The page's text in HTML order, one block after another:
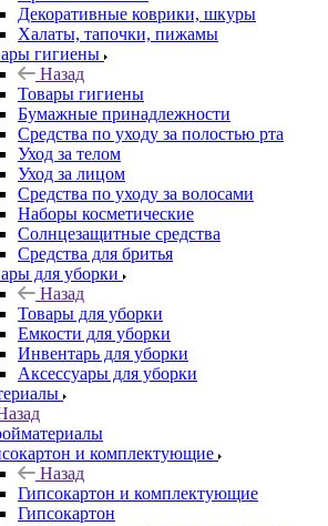
Декоративные коврики, шкуры
Халаты, тапочки, пижамы
гигиены
Назад
Товары гигиены
Бумажные принадлежности
Средства по уходу за полостью рта
Уход за телом
Уход за лицом
Средства по уходу за волосами
Наборы косметические
Солнцезащитные средства
Средства для бритья
для уборки
Назад
Товары для уборки
Емкости для уборки
Инвентарь для уборки
Аксессуары для уборки
и комплектующие
Назад
Гипсокартон и комплектующие
Гипсокартон